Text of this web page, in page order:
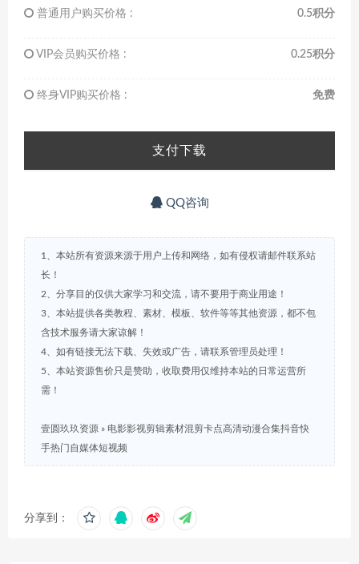
普通用户购买价格 : 0.5积分
VIP会员购买价格 : 0.25积分
终身VIP购买价格 : 免费
支付下载
QQ咨询
1、本站所有资源来源于用户上传和网络，如有侵权请邮件联系站
长！
2、分享目的仅供大家学习和交流，请不要用于商业用途！
3、本站提供各类教程、素材、模板、软件等等其他资源，都不包
含技术服务请大家谅解！
4、如有链接无法下载、失效或广告，请联系管理员处理！
5、本站资源售价只是赞助，收取费用仅维持本站的日常运营所
需！
壹圆玖玖资源 » 电影影视剪辑素材混剪卡点高清动漫合集抖音快
手热门自媒体短视频
分享到：